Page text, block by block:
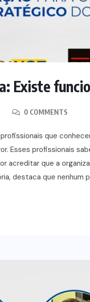
Existe
0 COMMENTS
que
Esses profissionais
acreditar que a
destaca que nenhum